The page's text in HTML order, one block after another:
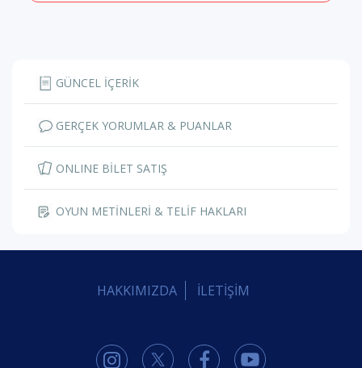
GÜNCEL İÇERİK
GERÇEK YORUMLAR & PUANLAR
ONLINE BİLET SATIŞ
OYUN METİNLERİ & TELİF HAKLARI
HAKKIMIZDA İLETİŞİM